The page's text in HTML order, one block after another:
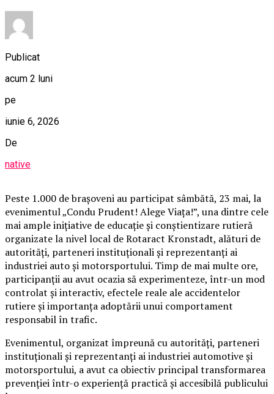
Publicat
acum 2 luni
pe
iunie 6, 2026
De
native
Peste 1.000 de brașoveni au participat sâmbătă, 23 mai, la
evenimentul „Condu Prudent! Alege Viața!”, una dintre cele
mai ample inițiative de educație și conștientizare rutieră
organizate la nivel local de Rotaract Kronstadt, alături de
autorități, parteneri instituționali și reprezentanți ai
industriei auto și motorsportului. Timp de mai multe ore,
participanții au avut ocazia să experimenteze, într-un mod
controlat și interactiv, efectele reale ale accidentelor
rutiere și importanța adoptării unui comportament
responsabil în trafic.
Evenimentul, organizat împreună cu autorități, parteneri
instituționali și reprezentanți ai industriei automotive și
motorsportului, a avut ca obiectiv principal transformarea
prevenției într-o experiență practică și accesibilă publicului